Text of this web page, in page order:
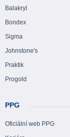
Balakryl
Bondex
Sigma
Johnstone's
Praktik
Progold
PPG
Oficiální web PPG